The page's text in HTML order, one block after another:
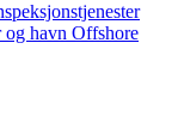
og havn Offshore